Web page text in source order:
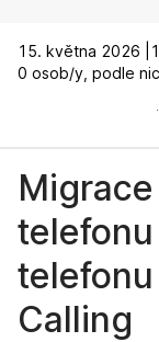
15. května 2026 |
0 osob/y, podle
Calling